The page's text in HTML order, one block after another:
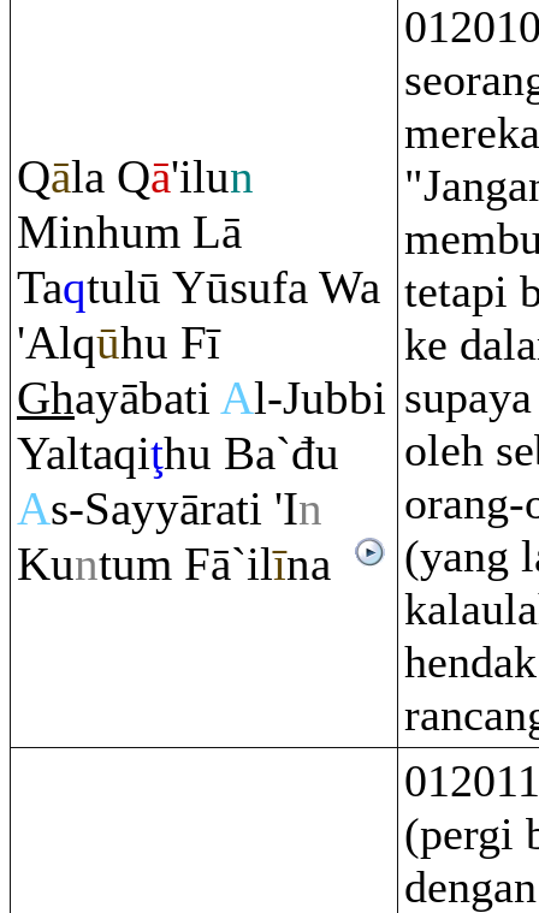
Qāla Qā'ilun
Minhum Lā
Taqtulū Yūsufa Wa
'Alqūhu Fī
Ghayābati Al-Jubbi
Yaltaqiţhu Ba`đu
As-Sayyārati 'In
Kuntum Fā`ilīna
tetapi
ke
oleh
orang-
(yang
(pergi